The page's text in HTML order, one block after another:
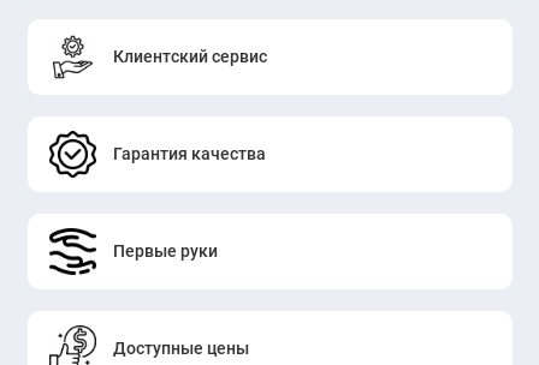
Клиентский сервис
Гарантия качества
Первые руки
Доступные цены